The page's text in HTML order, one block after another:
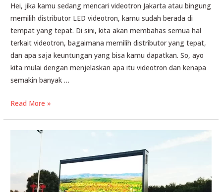
Hei, jika kamu sedang mencari videotron Jakarta atau bingung
memilih distributor LED videotron, kamu sudah berada di
tempat yang tepat. Di sini, kita akan membahas semua hal
terkait videotron, bagaimana memilih distributor yang tepat,
dan apa saja keuntungan yang bisa kamu dapatkan. So, ayo
kita mulai dengan menjelaskan apa itu videotron dan kenapa
semakin banyak …
Videotron
Read More »